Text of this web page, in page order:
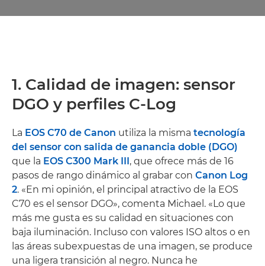
1. Calidad de imagen: sensor
DGO y perfiles C-Log
La EOS C70 de Canon utiliza la misma tecnología
del sensor con salida de ganancia doble (DGO)
que la EOS C300 Mark III , que ofrece más de 16
pasos de rango dinámico al grabar con Canon Log
2. «En mi opinión, el principal atractivo de la EOS
C70 es el sensor DGO», comenta Michael. «Lo que
más me gusta es su calidad en situaciones con
baja iluminación. Incluso con valores ISO altos o en
las áreas subexpuestas de una imagen, se produce
una ligera transición al negro. Nunca he